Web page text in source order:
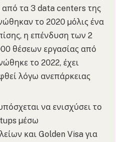
τα 3 data centers της
το 2020 µόλις ένα
η επένδυση των 2
θέσεων εργασίας από
το 2022, έχει
λόγω ανεπάρκειας
να ενισχύσει το
µέσω
και Golden Visa για